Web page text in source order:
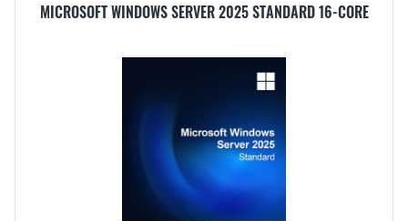
MICROSOFT WINDOWS SERVER 2025 STANDARD 16-CORE